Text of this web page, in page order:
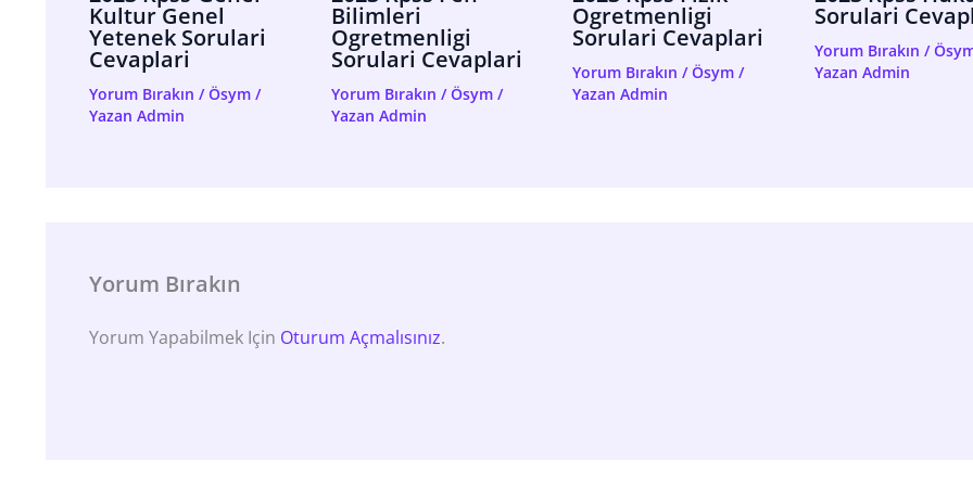
Kultur Genel
Yetenek Sorulari
Cevaplari
Yorum Bırakın /Ösym /
Yazan Admin
Bilimleri
Ogretmenligi
Sorulari Cevaplari
Yorum Bırakın /Ösym/
Yazan Admin
Ogretmenligi
Sorulari Cevaplari
Yorum Bırakın /Ösym /
Yazan Admin
Sorulari
Yorum Bırakın /
Yazan Admin
Yorum Bırakın
Yorum Yapabilmek Için Oturum Açmalısınız.